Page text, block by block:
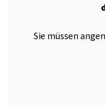
Sie müssen